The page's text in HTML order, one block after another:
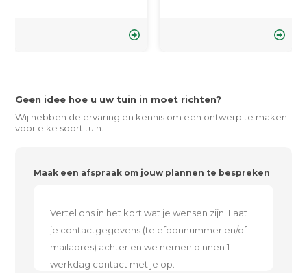
Geen idee hoe u uw tuin in moet richten?
Wij hebben de ervaring en kennis om een ontwerp te maken
voor elke soort tuin.
Maak een afspraak om jouw plannen te bespreken